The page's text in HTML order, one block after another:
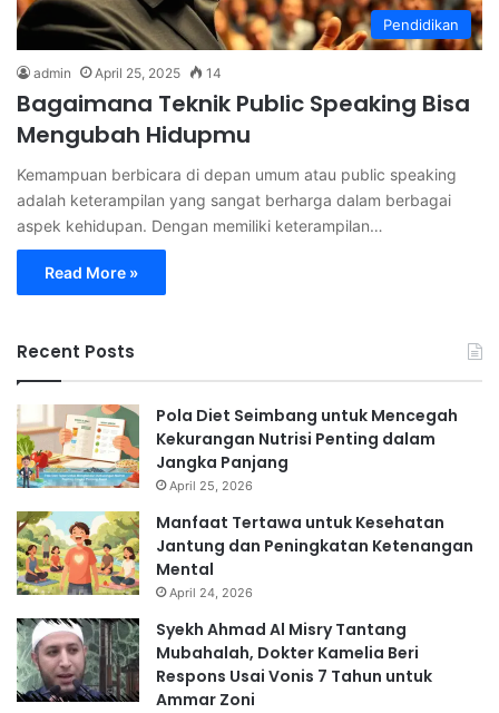
Pendidikan
admin April 25, 2025 14
Bagaimana Teknik Public Speaking Bisa
Mengubah Hidupmu
Kemampuan berbicara di depan umum atau public speaking
adalah keterampilan yang sangat berharga dalam berbagai
aspek kehidupan. Dengan memiliki keterampilan…
Read More »
Recent Posts
Pola Diet Seimbang untuk Mencegah
Kekurangan Nutrisi Penting dalam
Jangka Panjang
April 25, 2026
Manfaat Tertawa untuk Kesehatan
Jantung dan Peningkatan Ketenangan
Mental
April 24, 2026
Syekh Ahmad Al Misry Tantang
Mubahalah, Dokter Kamelia Beri
Respons Usai Vonis 7 Tahun untuk
Ammar Zoni